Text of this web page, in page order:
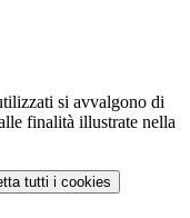
si avvalgono di
finalità illustrate nella
tutti i cookies